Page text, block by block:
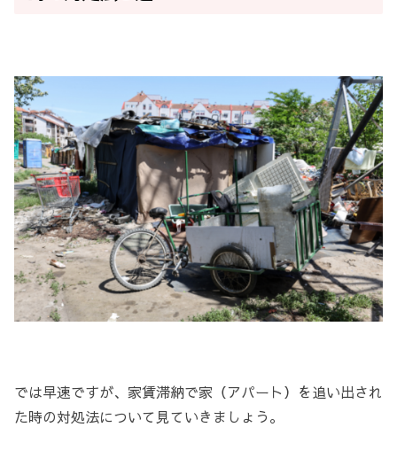
では早速ですが、家賃滞納で家（アパート）を追い出され
た時の対処法について見ていきましょう。